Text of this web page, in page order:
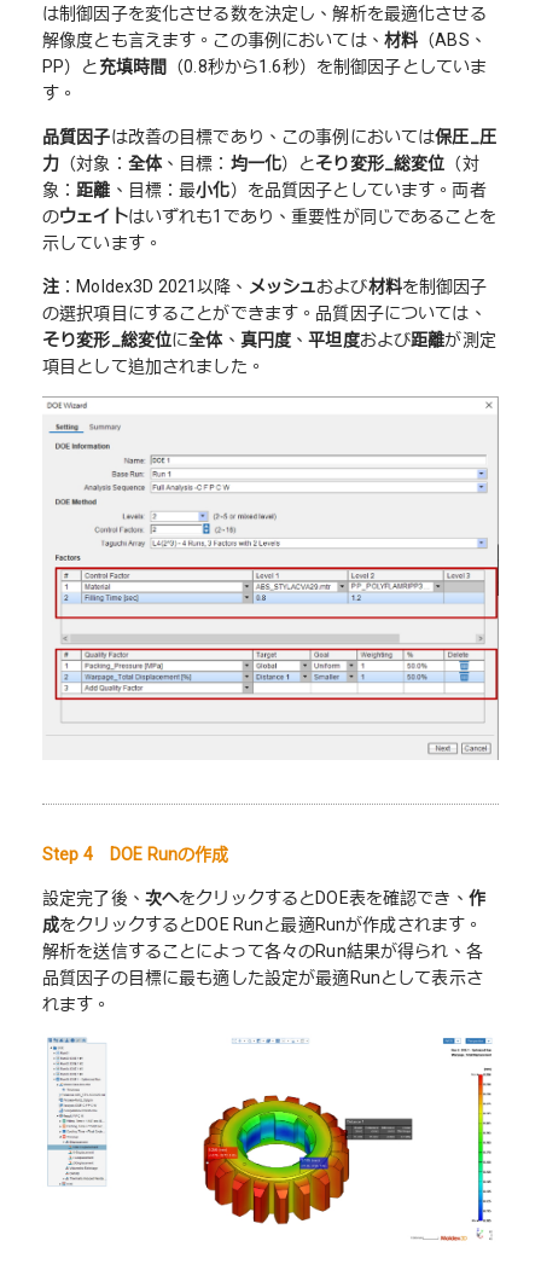
は制御因子を変化させる数を決定し、解析を最適化させる
解像度とも言えます。この事例においては、 材料 （ABS、
PP）と 充填時間 （0.8秒から1.6秒）を制御因子としていま
す。
品質因子は改善の目標であり、この事例においては保圧
圧
力 （対象： 全体、目標： 均一化）とそり変形_ 総変位 （対
象： 距離 、目標：最小化）を品質因子としています。両者
のウェイトはいずれも1であり、重要性が同じであることを
示しています。
注 ：Moldex3D 2021以降、 メッシュおよび材料を制御因子
の選択項目にすることができます。品質因子については、
そり変形 総変位に全体、 真円度 、平坦度および距離が測定
項目として追加されました。
Step 4 DOE Runの作成
設定完了後、 次へをクリックするとDOE表を確認でき、 作
成をクリックするとDOE Runと最適Runが作成されます。
解析を送信することによって各々のRun結果が得られ、各
品質因子の目標に最も適した設定が最適Runとして表示さ
れます。